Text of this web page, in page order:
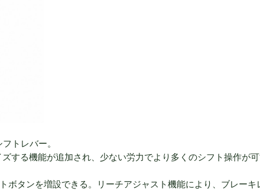
トレバー。
する機能が追加され、少ない労力でより多くのシフト操作が
ボタンを増設できる。リーチアジャスト機能により、ブレーキ